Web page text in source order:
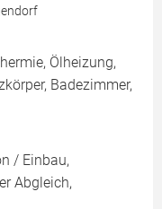
Ölheizung,
Badezimmer,
/ Einbau,
Abgleich,